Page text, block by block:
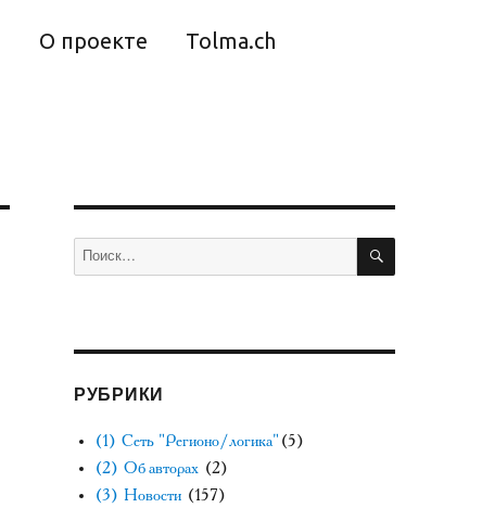
О проекте Tolma.ch
Искать: ПОИСК
РУБРИКИ
(1) Сеть "Регионо/логика"(5)
(2) Об авторах(2)
(3) Новости(157)